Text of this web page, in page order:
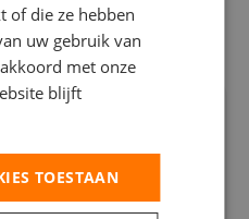
maandag tot en met vrijdag
en nette werkomgeving.
om jezelf verder te
samenwerking en
vast dienstverband bij
je aan?
functie of deel de
deze talenten!
of die ze hebben
uw gebruik van
met onze
blijft
TOESTAAN